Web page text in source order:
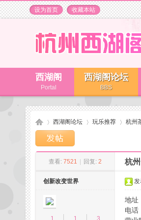
设为首页 收藏本站
西湖阁
Portal
西湖阁论坛
BBS
西湖阁论坛
›
玩乐推荐 杭州
查看: 7521 回复: 2 杭
创新改变世界
1 1 3
地址
电话